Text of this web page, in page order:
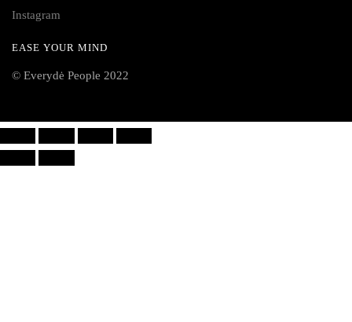
Instagram
EASE YOUR MIND
© Everydė People 2022